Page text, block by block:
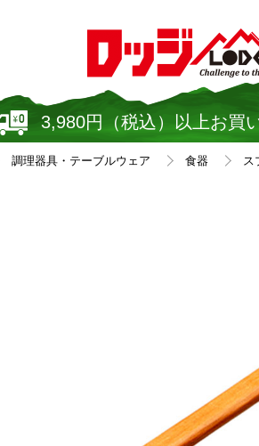
3,980円（税込）以上お買
調理器具・テーブルウェア 食器 ス